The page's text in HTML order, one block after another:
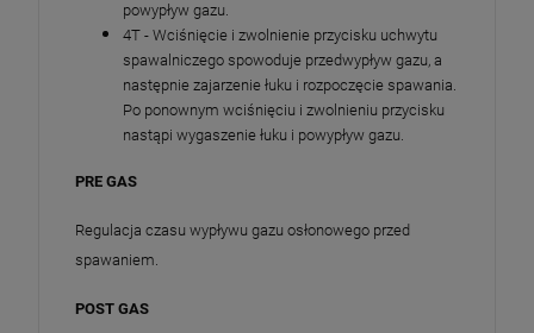
powypływ gazu.
4T - Wciśnięcie i zwolnienie przycisku uchwytu
spawalniczego spowoduje przedwypływ gazu, a
następnie zajarzenie łuku i rozpoczęcie spawania.
Po ponownym wciśnięciu i zwolnieniu przycisku
nastąpi wygaszenie łuku i powypływ gazu.
PRE GAS
Regulacja czasu wypływu gazu osłonowego przed
spawaniem.
POST GAS